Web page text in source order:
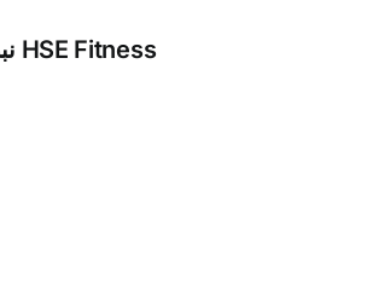
HSE Fitness